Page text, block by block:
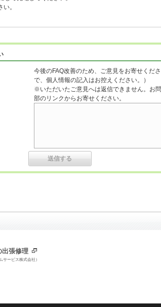
。
今後のFAQ改善のため、ご意見をお寄せくだ
で、個人情報の記入はお控えください。）
※いただいたご意見へは返信できません。お
部のリンクからお寄せください。
出張修理
サービス株式会社）